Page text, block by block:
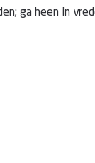
ga heen in